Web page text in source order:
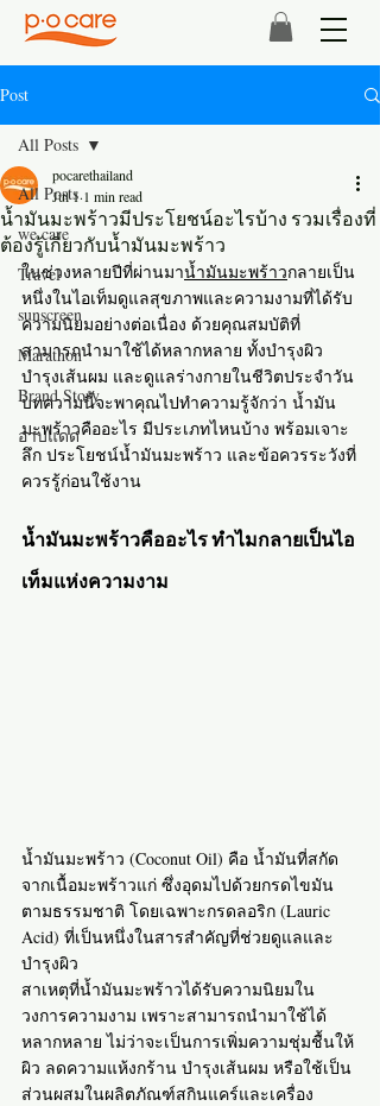
Post
All Posts
we care
Travel
sunscreen
Marathon
Brand Story
อาบแดด
All Posts
น้ำมันมะพร้าวมีประโยชน์อะไรบ้าง รวมเรื่องที่
ต้องรู้เกี่ยวกับน้ำมันมะพร้าว
pocarethailand
Jul 1 1 min read
ในช่วงหลายปีที่ผ่านมาน้ำมันมะพร้าวกลายเป็น
หนึ่งในไอเท็มดูแลสุขภาพและความงามที่ได้รับ
ความนิยมอย่างต่อเนื่อง ด้วยคุณสมบัติที่
สามารถนำมาใช้ได้หลากหลาย ทั้งบำรุงผิว
บำรุงเส้นผม และดูแลร่างกายในชีวิตประจำวัน
บทความนี้จะพาคุณไปทำความรู้จักว่า น้ำมัน
มะพร้าวคืออะไร มีประเภทไหนบ้าง พร้อมเจาะ
ลึก ประโยชน์น้ำมันมะพร้าว และข้อควรระวังที่
ควรรู้ก่อนใช้งาน
น้ำมันมะพร้าวคืออะไร ทำไมกลายเป็นไอ
เท็มแห่งความงาม
น้ำมันมะพร้าว (Coconut Oil) คือ น้ำมันที่สกัด
จากเนื้อมะพร้าวแก่ ซึ่งอุดมไปด้วยกรดไขมัน
ตามธรรมชาติ โดยเฉพาะกรดลอริก (Lauric
Acid) ที่เป็นหนึ่งในสารสำคัญที่ช่วยดูแลและ
บำรุงผิว
สาเหตุที่น้ำมันมะพร้าวได้รับความนิยมใน
วงการความงาม เพราะสามารถนำมาใช้ได้
หลากหลาย ไม่ว่าจะเป็นการเพิ่มความชุ่มชื้นให้
ผิว ลดความแห้งกร้าน บำรุงเส้นผม หรือใช้เป็น
ส่วนผสมในผลิตภัณฑ์สกินแคร์และเครื่อง